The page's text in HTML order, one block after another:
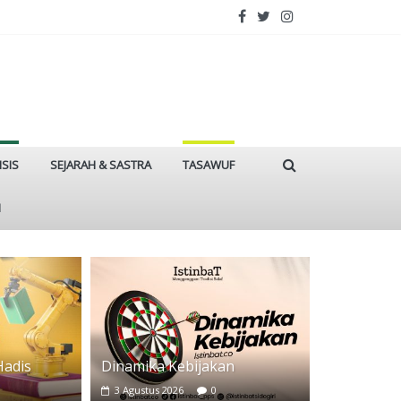
SEJARAH & SASTRA TASAWUF
Dinamika Kebijakan
3 Agustus 2026 0